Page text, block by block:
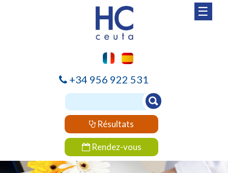
☰
+34 956 922 531
Résultats
Rendez-vous